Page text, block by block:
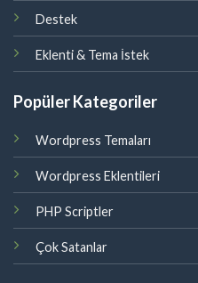
Destek
Eklenti & Tema İstek
Popüler Kategoriler
Wordpress Temaları
Wordpress Eklentileri
PHP Scriptler
Çok Satanlar